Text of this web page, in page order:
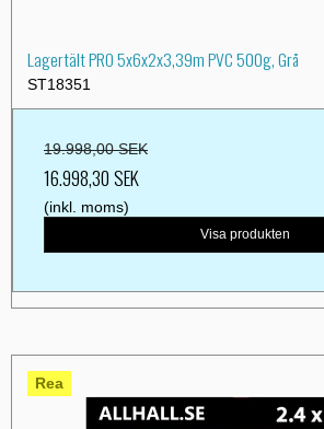
Lagertält PRO 5x6x2x3,39m PVC 500g, Grå
ST18351
19.998,00 SEK
16.998,30 SEK
(inkl. moms)
Visa produkten
Rea